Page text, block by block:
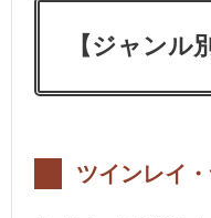
【ジャンル
ツインレイ